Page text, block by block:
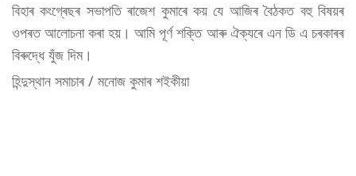
বিহাৰ কংগ্ৰেছৰ সভাপতি ৰাজেশ কুমাৰে কয় যে আজিৰ বৈঠকত বহু বিষয়ৰ
ওপৰত আলোচনা কৰা হয়। আমি পূৰ্ণ শক্তি আৰু ঐক্যৰে এন ডি এ চৰকাৰৰ
বিৰুদ্ধে যুঁজ দিম।
হিন্দুস্থান সমাচাৰ / মনোজ কুমাৰ শইকীয়া